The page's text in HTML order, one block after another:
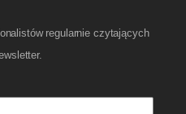
regularnie czytających